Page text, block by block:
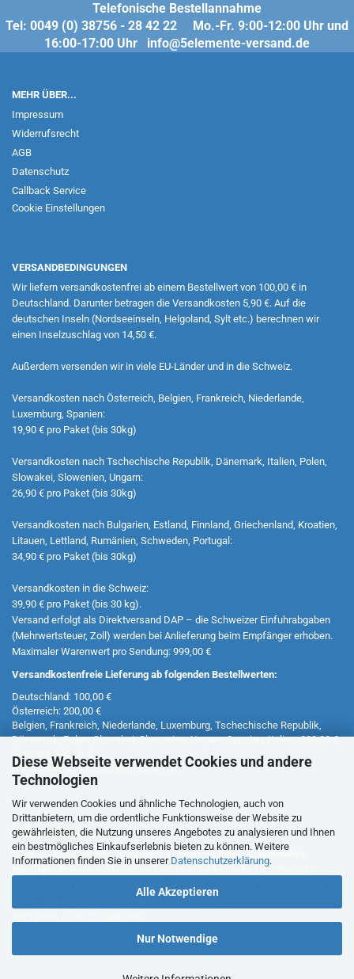
Diese Webseite verwendet Cookies und andere
Technologien
Wir verwenden Cookies und ähnliche Technologien, auch von
Drittanbietern, um die ordentliche Funktionsweise der Website zu
gewährleisten, die Nutzung unseres Angebotes zu analysieren und Ihnen
ein bestmögliches Einkaufserlebnis bieten zu können. Weitere
Informationen finden Sie in unserer Datenschutzerklärung.
Alle Akzeptieren
Nur Notwendige
Telefonische Bestellannahme
Tel: 0049 (0) 38756 - 28 42 22 Mo.-Fr. 9:00-12:00 Uhr und
16:00-17:00 Uhr info@5elemente-versand.de
MEHR ÜBER...
Impressum
Widerrufsrecht
AGB
Datenschutz
Callback Service
Cookie Einstellungen
VERSANDBEDINGUNGEN
Wir liefern versandkostenfrei ab einem Bestellwert von 100,00 € in
Deutschland. Darunter betragen die Versandkosten 5,90 €. Auf die
deutschen Inseln (Nordseeinseln, Helgoland, Sylt etc.) berechnen wir
einen Inselzuschlag von 14,50 €.
Außerdem versenden wir in viele EU-Länder und in die Schweiz.
Versandkosten nach Österreich, Belgien, Frankreich, Niederlande,
Luxemburg, Spanien:
19,90 € pro Paket (bis 30kg)
Versandkosten nach Tschechische Republik, Dänemark, Italien, Polen,
Slowakei, Slowenien, Ungarn:
26,90 € pro Paket (bis 30kg)
Versandkosten nach Bulgarien, Estland, Finnland, Griechenland, Kroatien,
Litauen, Lettland, Rumänien, Schweden, Portugal:
34,90 € pro Paket (bis 30kg)
Versandkosten in die Schweiz:
39,90 € pro Paket (bis 30 kg).
Versand erfolgt als Direktversand DAP – die Schweizer Einfuhrabgaben
(Mehrwertsteuer, Zoll) werden bei Anlieferung beim Empfänger erhoben.
Maximaler Warenwert pro Sendung: 999,00 €
Versandkostenfreie Lieferung ab folgenden Bestellwerten:
Deutschland: 100,00 €
Österreich: 200,00 €
Belgien, Frankreich, Niederlande, Luxemburg, Tschechische Republik,
Dänemark, Polen, Slowakei, Slowenien, Ungarn, Spanien, Italien: 300,00 €
Schweiz: 500,00 €
Wir versenden ausschließlich mit DHL.
EIGENABFÜLLUNGEN
Einen Großteil unseres Sortiments können wir Ihnen zu besonders
anbieten, weil wir viele Artikel selbst abfüllen: ob
Getreide, makrobiotische Spezialitäten (wie Miso, Ume Su oder Shoyu
zum Beispiel) oder verschiedene Fette und Öle.